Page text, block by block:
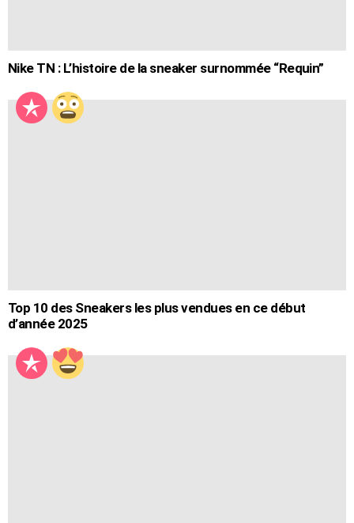
Nike TN : L’histoire de la sneaker surnommée “Requin”
Top 10 des Sneakers les plus vendues en ce début
d’année 2025